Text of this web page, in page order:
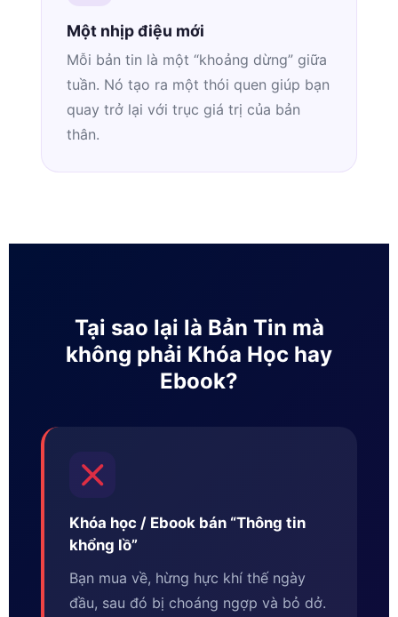
Một nhịp điệu mới
Mỗi bản tin là một “khoảng dừng” giữa
tuần. Nó tạo ra một thói quen giúp bạn
quay trở lại với trục giá trị của bản
thân.
Tại sao lại là Bản Tin mà
không phải Khóa Học hay
Ebook?
Khóa học / Ebook bán “Thông tin
khổng lồ”
Bạn mua về, hừng hực khí thế ngày
đầu, sau đó bị choáng ngợp và bỏ dở.